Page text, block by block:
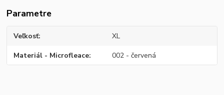
Parametre
Veľkosť XL
Materiál - Microfleace 002 - červená